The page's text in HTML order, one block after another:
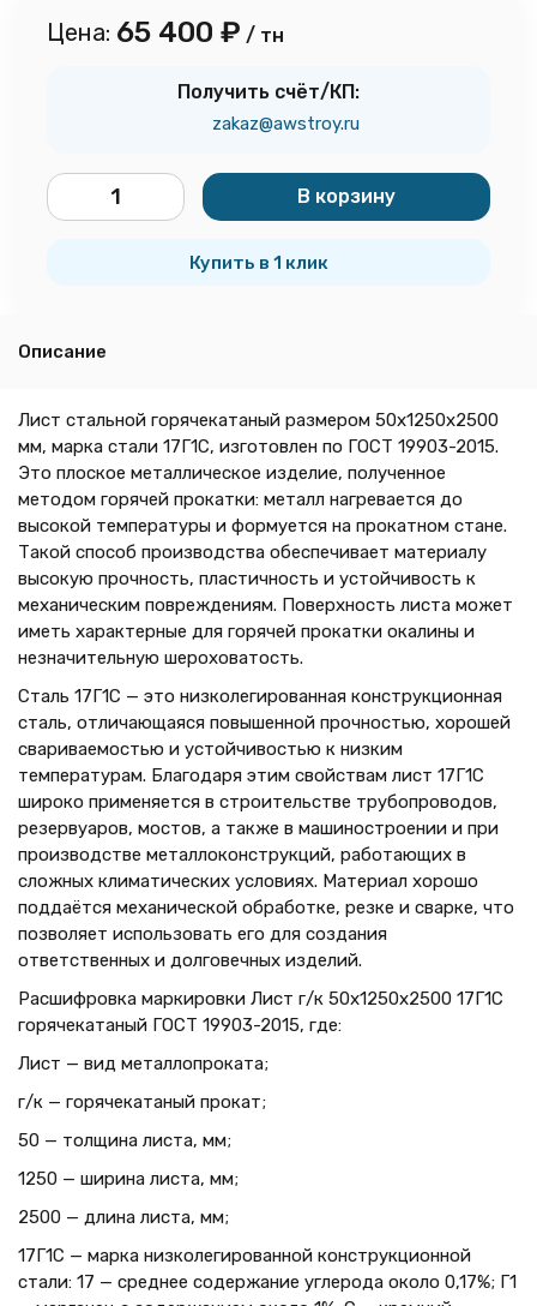
Цена: 65 400 ₽ / тн
Получить счёт/КП:
zakaz@awstroy.ru
В корзину
Купить в 1 клик
Описание
Лист стальной горячекатаный размером 50х1250х2500
мм, марка стали 17Г1С, изготовлен по ГОСТ 19903-2015.
Это плоское металлическое изделие, полученное
методом горячей прокатки: металл нагревается до
высокой температуры и формуется на прокатном стане.
Такой способ производства обеспечивает материалу
высокую прочность, пластичность и устойчивость к
механическим повреждениям. Поверхность листа может
иметь характерные для горячей прокатки окалины и
незначительную шероховатость.
Сталь 17Г1С — это низколегированная конструкционная
сталь, отличающаяся повышенной прочностью, хорошей
свариваемостью и устойчивостью к низким
температурам. Благодаря этим свойствам лист 17Г1С
широко применяется в строительстве трубопроводов,
резервуаров, мостов, а также в машиностроении и при
производстве металлоконструкций, работающих в
сложных климатических условиях. Материал хорошо
поддаётся механической обработке, резке и сварке, что
позволяет использовать его для создания
ответственных и долговечных изделий.
Расшифровка маркировки Лист г/к 50х1250x2500 17Г1С
горячекатаный ГОСТ 19903-2015, где:
Лист — вид металлопроката;
г/к — горячекатаный прокат;
50 — толщина листа, мм;
1250 — ширина листа, мм;
2500 — длина листа, мм;
17Г1С — марка низколегированной конструкционной
стали: 17 — среднее содержание углерода около 0,17%; Г1